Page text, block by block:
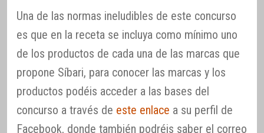
Una de las normas ineludibles de este concurso
es que en la receta se incluya como mínimo uno
de los productos de cada una de las marcas que
propone Síbari, para conocer las marcas y los
productos podéis acceder a las bases del
concurso a través de este enlace a su perfil de
Facebook, donde también podréis saber el correo